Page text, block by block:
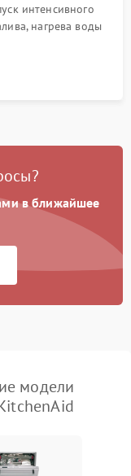
интенсивного
нагрева воды
шумов,
в поддоне.
в ближайшее
модели